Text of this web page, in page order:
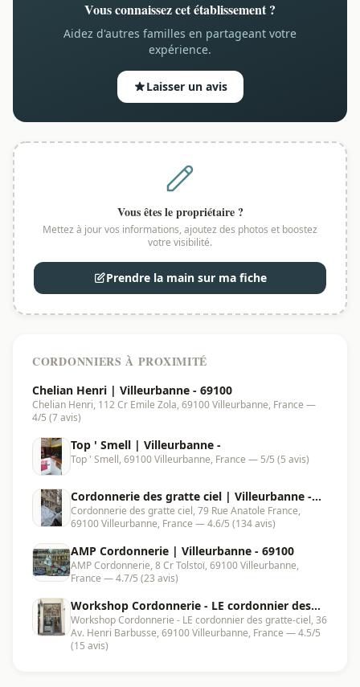
Vous connaissez cet établissement ?
Aidez d'autres familles en partageant votre
expérience.
Laisser un avis
Vous êtes le propriétaire ?
Mettez à jour vos informations, ajoutez des photos et boostez
votre visibilité.
Prendre la main sur ma fiche
CORDONNIERS À PROXIMITÉ
Chelian Henri | Villeurbanne - 69100
Chelian Henri, 112 Cr Emile Zola, 69100 Villeurbanne, France —
4/5 (7 avis)
Top ' Smell | Villeurbanne -
Top ' Smell, 69100 Villeurbanne, France — 5/5 (5 avis)
Cordonnerie des gratte ciel | Villeurbanne -
69100
Cordonnerie des gratte ciel, 79 Rue Anatole France,
69100 Villeurbanne, France — 4.6/5 (134 avis)
AMP Cordonnerie | Villeurbanne - 69100
AMP Cordonnerie, 8 Cr Tolstoï, 69100 Villeurbanne,
France — 4.7/5 (23 avis)
Workshop Cordonnerie - LE cordonnier des
gratte-ciel | Villeurbanne - 69100
Workshop Cordonnerie - LE cordonnier des gratte-ciel, 36
Av. Henri Barbusse, 69100 Villeurbanne, France — 4.5/5
(15 avis)